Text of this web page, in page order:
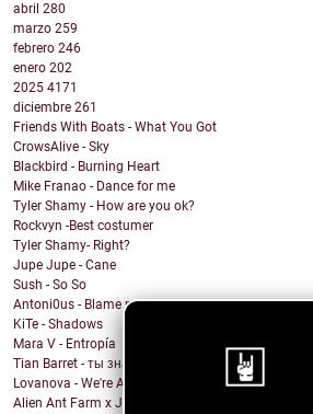
abril 280
marzo 259
febrero 246
enero 202
2025 4171
diciembre 261
Friends With Boats - What You Got
CrowsAlive - Sky
Blackbird - Burning Heart
Mike Franao - Dance for me
Tyler Shamy - How are you ok?
Rockvyn -Best costumer
Tyler Shamy- Right?
Jupe Jupe - Cane
Sush - So So
Antoni0us - Blame me
KiTe - Shadows
Mara V - Entropía
Tian Barret - ты знаешь, где мои ключи?
Lovanova - We're All In It Together
Alien Ant Farm x Judge & Jury - Bad Attitude